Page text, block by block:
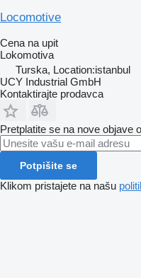
Locomotive
Cena na upit
Lokomotiva
Turska, Location:istanbul
UCY Industrial GmbH
Kontaktirajte prodavca
Pretplatite se na nove objave
Potpišite se
Klikom pristajete na našu